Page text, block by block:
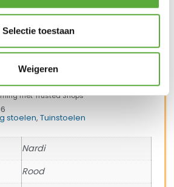
Selectie toestaan
Weigeren
mogelijk
& levering aan huis
met Trusted Shops
stoelen,Tuinstoelen
Nardi
Rood